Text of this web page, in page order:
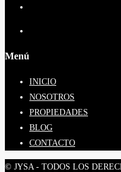
Menú
INICIO
NOSOTROS
PROPIEDADES
BLOG
CONTACTO
© JYSA - TODOS LOS